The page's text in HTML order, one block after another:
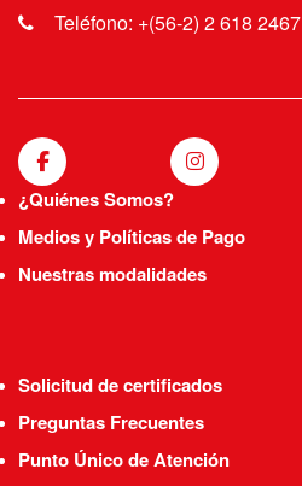
Teléfono: +(56-2) 2 618 2467
¿Quiénes Somos?
Medios y Políticas de Pago
Nuestras modalidades
Solicitud de certificados
Preguntas Frecuentes
Punto Único de Atención